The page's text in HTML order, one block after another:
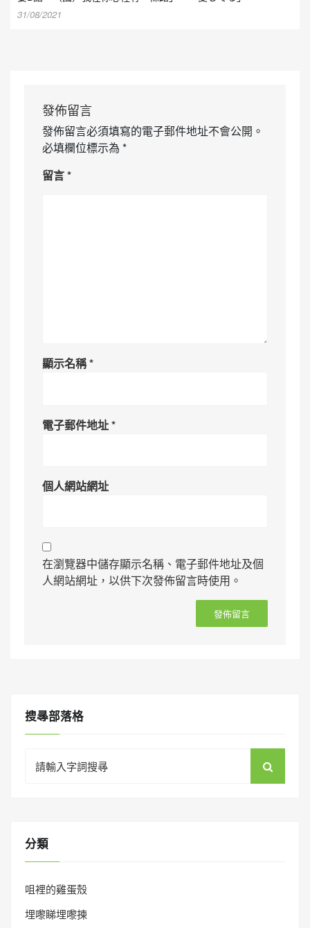
31/08/2021
發佈留言
發佈留言必須填寫的電子郵件地址不會公開。
必填欄位標示為 *
留言*
顯示名稱*
電子郵件地址*
個人網站網址
在瀏覽器中儲存顯示名稱、電子郵件地址及個
人網站網址，以供下次發佈留言時使用。
搜㝷部落格
for:
分類
咀裡的雞蛋殼
埋嚟睇埋嚟揀